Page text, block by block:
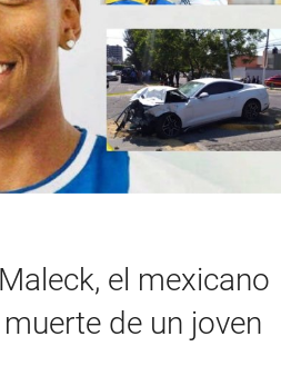
el mexicano
de un joven